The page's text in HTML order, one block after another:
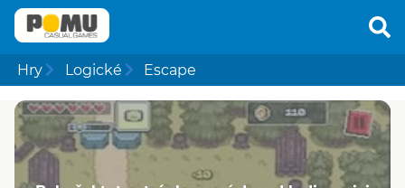
Hry Logické Escape